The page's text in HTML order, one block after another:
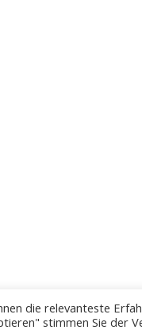
die relevanteste
stimmen Sie der